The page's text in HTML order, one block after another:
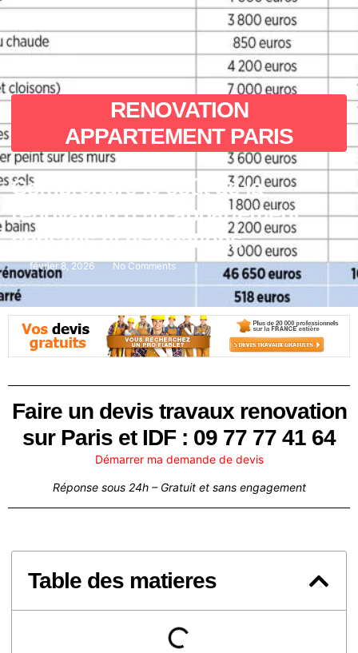
RENOVATION
APPARTEMENT PARIS
Comprendre le coût de la
rénovation d’un appartement :
conseils et estimations
février 8, 2026 No Comments
Faire un devis travaux renovation
sur Paris et IDF : 09 77 77 41 64
Démarrer ma demande de devis
Réponse sous 24h – Gratuit et sans engagement
Table des matieres